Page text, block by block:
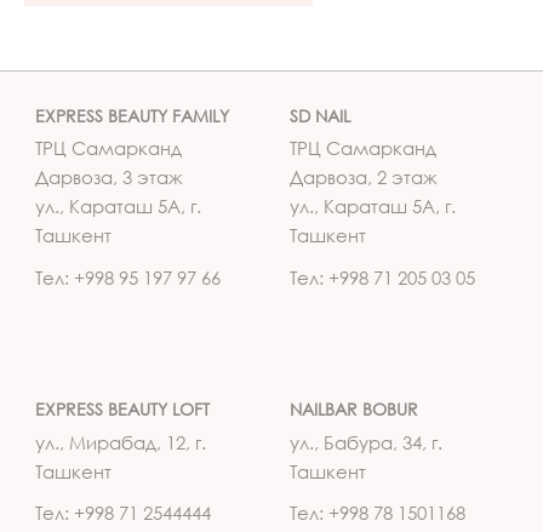
EXPRESS BEAUTY FAMILY
ТРЦ Самарканд
Дарвоза, 3 этаж
ул., Караташ 5А, г.
Ташкент
Тел: +998 95 197 97 66
SD NAIL
ТРЦ Самарканд
Дарвоза, 2 этаж
ул., Караташ 5А, г.
Ташкент
Тел: +998 71 205 03 05
EXPRESS BEAUTY LOFT
ул., Мирабад, 12, г.
Ташкент
Тел: +998 71 2544444
NAILBAR BOBUR
ул., Бабура, 34, г.
Ташкент
Тел: +998 78 1501168